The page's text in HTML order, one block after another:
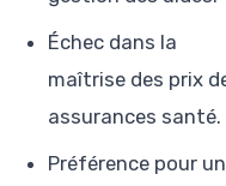
Échec dans la
maîtrise des prix
assurances santé.
Préférence pour un